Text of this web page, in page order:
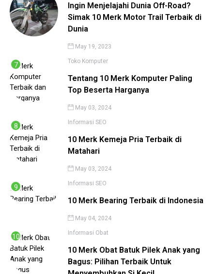
Ingin Menjelajahi Dunia Off-Road?
Simak 10 Merk Motor Trail Terbaik di
Dunia
May 19, 2023
Toko Komputer
Tentang 10 Merk Komputer Paling
Top Beserta Harganya
May 03, 2024
Informasi SEO
10 Merk Kemeja Pria Terbaik di
Matahari
May 03, 2024
Informasi SEO
10 Merk Bearing Terbaik di Indonesia
May 04, 2024
Informasi Obat
10 Merk Obat Batuk Pilek Anak yang
Bagus: Pilihan Terbaik Untuk